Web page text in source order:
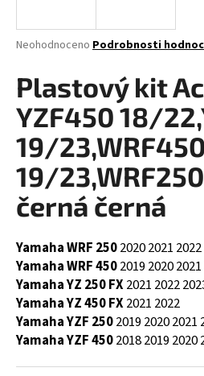
Průměrné
produktu
je
0,0
z
5
hvězdiček.
Neohodnoceno Podrobnosti
Plastový kit
YZF450 18/
19/23,WRF450
19/
černá černá
Yamaha WRF 25020202021 2022
Yamaha WRF 4502019 20202021
Yamaha YZ 250 FX2021 2022
Yamaha YZ 450 FX2021 2022
Yamaha YZF 2502019 20202021
Yamaha YZF 45020182019 2020
j
t
?
HLEDAT
D
o
p
o
r
u
č